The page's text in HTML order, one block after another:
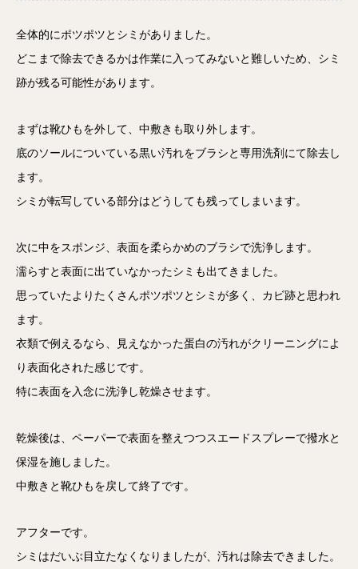
全体的にポツポツとシミがありました。
どこまで除去できるかは作業に入ってみないと難しいため、シミ
跡が残る可能性があります。
まずは靴ひもを外して、中敷きも取り外します。
底のソールについている黒い汚れをブラシと専用洗剤にて除去し
ます。
シミが転写している部分はどうしても残ってしまいます。
次に中をスポンジ、表面を柔らかめのブラシで洗浄します。
濡らすと表面に出ていなかったシミも出てきました。
思っていたよりたくさんポツポツとシミが多く、カビ跡と思われ
ます。
衣類で例えるなら、見えなかった蛋白の汚れがクリーニングによ
り表面化された感じです。
特に表面を入念に洗浄し乾燥させます。
乾燥後は、ペーパーで表面を整えつつスエードスプレーで撥水と
保湿を施しました。
中敷きと靴ひもを戻して終了です。
アフターです。
シミはだいぶ目立たなくなりましたが、汚れは除去できました。